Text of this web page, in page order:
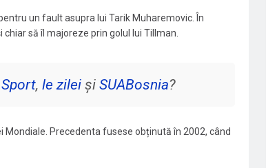
un fault asupra lui Tarik Muharemovic. În
să îl majoreze prin golul lui Tillman.
Sport, le zileiși SUABosnia?
Precedenta fusese obținută în 2002, când